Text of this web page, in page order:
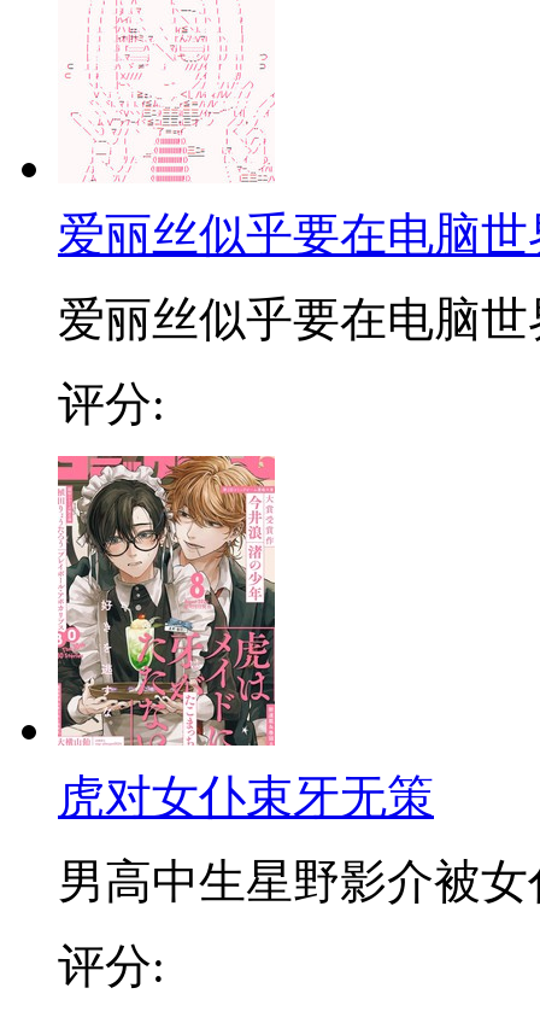
爱丽丝似乎要在电脑
爱丽丝似乎要在电脑世
评分:
虎对女仆束牙无策
男高中生星野影介被女
评分: